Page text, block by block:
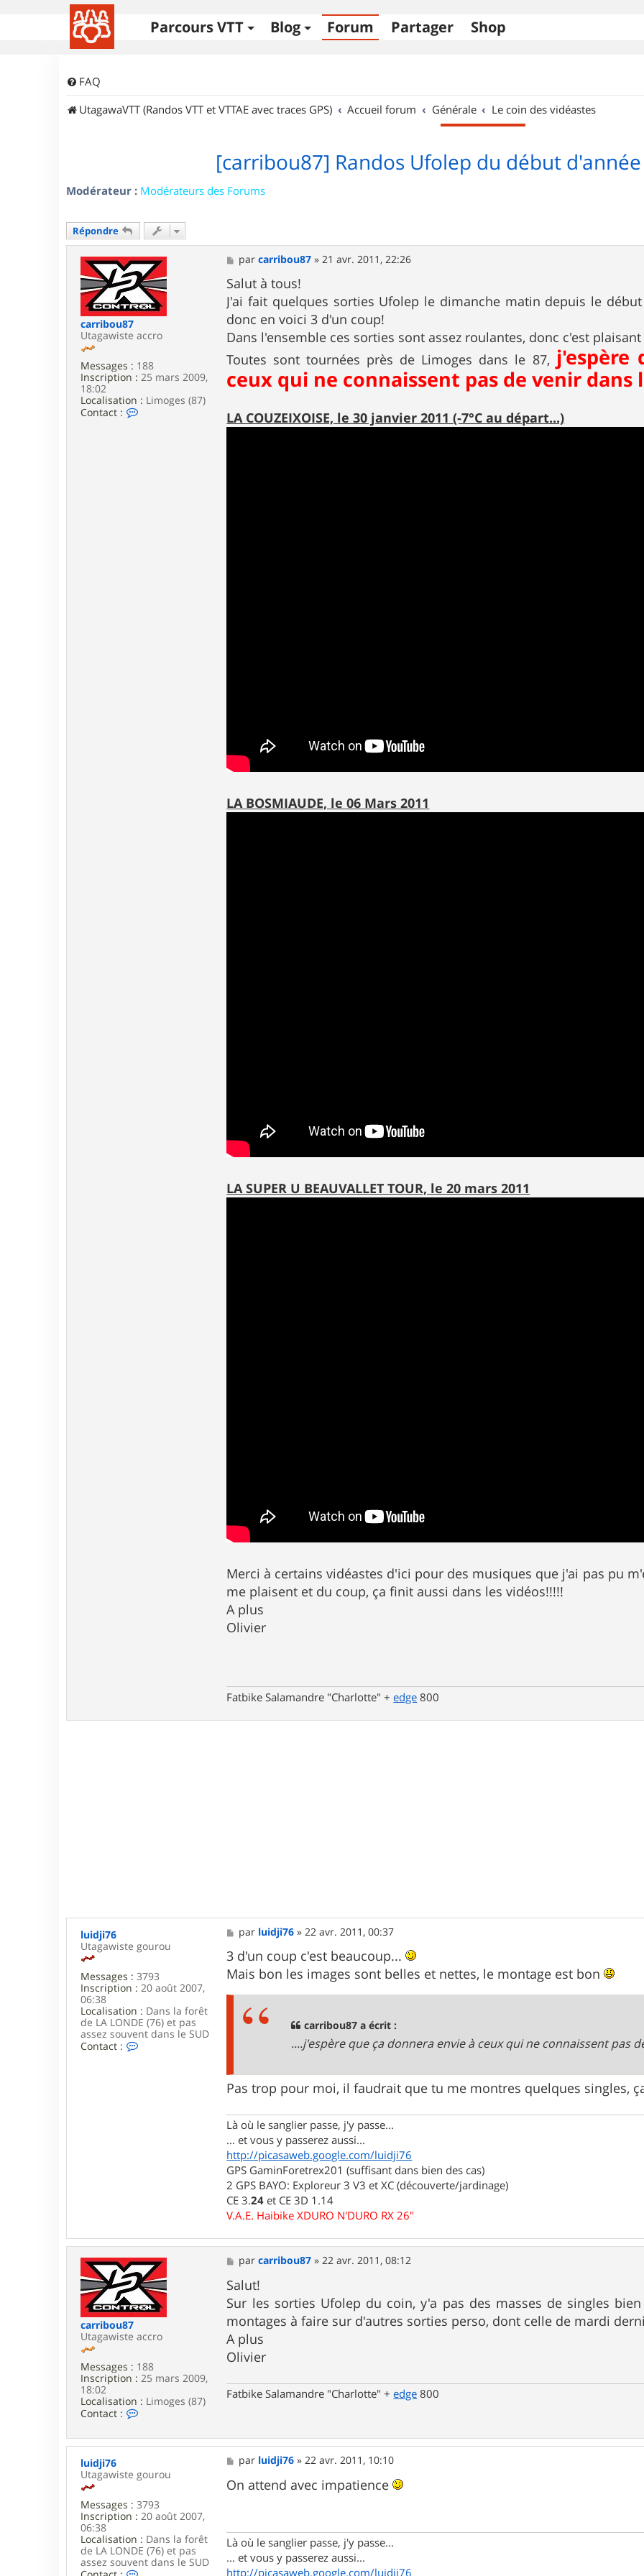
Parcours VTT Blog Forum Partager Shop
FAQ
UtagawaVTT (Randos VTT et VTTAE avec traces GPS)
Accueil forum Générale Le coin des vidéastes
[carribou87] Randos Ufolep du début
Modérateur : Modérateurs des Forums
Répondre
carribou87
Utagawiste accro
Messages : 188
Inscription : 25 mars 2009,
18:02
Localisation : Limoges (87)
Contact :
M
e
s
s
a
g
e
parcarribou87 »21 avr. 2011, 22:26
Salut à tous!
J'ai fait quelques sorties Ufolep le dimanche matin depuis le
donc en voici 3 d'un coup!
Dans l'ensemble ces sorties sont assez roulantes, donc c'est
Toutes sont tournées près de Limoges dans le 87, j'espère
ceux qui ne connaissent pas de venir dans
LA COUZEIXOISE, le 30 janvier 2011 (-7°C au départ...)
LA BOSMIAUDE, le 06 Mars 2011
LA SUPER U BEAUVALLET TOUR, le 20 mars 2011
Merci à certains vidéastes d'ici pour des musiques que j'ai pas pu
me plaisent et du coup, ça finit aussi dans les vidéos!!!!!
A plus
Olivier
Fatbike Salamandre "Charlotte" +edge 800
luidji76
Utagawiste gourou
Messages : 3793
Inscription : 20 août 2007,
06:38
Localisation : Dans la forêt
de LA LONDE (76) et pas
assez souvent dans le SUD
Contact :
M
e
s
s
a
par luidji76 » 22 avr. 2011, 00:37
3 d'un coup c'est beaucoup...
Mais bon les images sont belles et nettes, le montage est bon
carribou87 a écrit :
....j'espère que ça donnera envie à ceux qui ne connaissent pas
Pas trop pour moi, il faudrait que tu me montres quelques singles,
Là où le sanglier passe, j'y passe...
... et vous y passerez aussi...
http://picasaweb.google.com/luidji76
GPS GaminForetrex201 (suffisant dans bien des cas)
2 GPS BAYO: Exploreur 3 V3 et XC (découverte/jardinage)
CE 3.24 et CE 3D 1.14
V.A.E. Haibike XDURO N'DURO RX 26"
carribou87
Utagawiste accro
Messages : 188
Inscription : 25 mars 2009,
18:02
Localisation : Limoges (87)
Contact :
t
c
t
r
c
r
r
i
M
e
s
s
a
g
e
parcarribou87 »22 avr. 2011, 08:12
Salut!
Sur les sorties Ufolep du coin, y'a pas des masses de singles
montages à faire sur d'autres sorties perso, dont celle de mardi
A plus
Olivier
Fatbike Salamandre "Charlotte" +edge 800
luidji76
Utagawiste gourou
Messages : 3793
Inscription : 20 août 2007,
06:38
Localisation : Dans la forêt
de LA LONDE (76) et pas
assez souvent dans le SUD
M
e
s
s
par luidji76 »22 avr. 2011, 10:10
On attend avec impatience
Là où le sanglier passe, j'y passe...
... et vous y passerez aussi...
http://picasaweb.google.com/luidji76